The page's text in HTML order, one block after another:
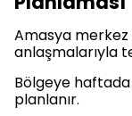
Amasya
anlaşmalarıyla
Bölgeye haftada
planlanır.